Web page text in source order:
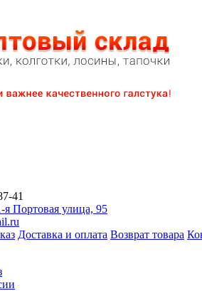
41
Портовая улица, 95
Доставка и оплата Возврат товара